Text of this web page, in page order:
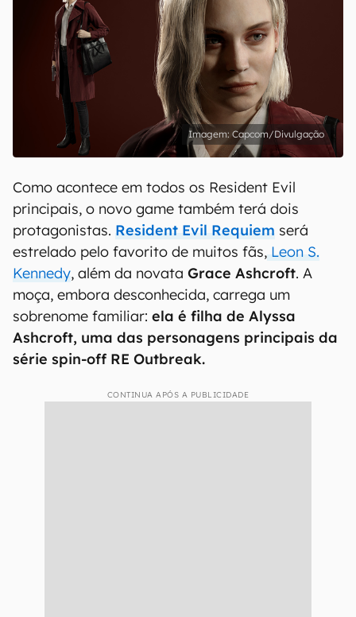
Capcom/Divulgação
Como acontece em todos os Resident Evil
principais, o novo game também terá dois
protagonistas. Resident Evil Requiem será
estrelado pelo favorito de muitos fãs, Leon S.
Kennedy, além da novata Grace Ashcroft. A
moça, embora desconhecida, carrega um
sobrenome familiar: ela é filha de Alyssa
Ashcroft, uma das personagens principais da
série spin-off RE Outbreak.
CONTINUA APÓS A PUBLICIDADE